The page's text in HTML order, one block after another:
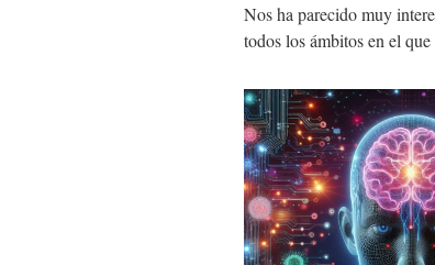
Nos ha parecido muy
todos los ámbitos en el